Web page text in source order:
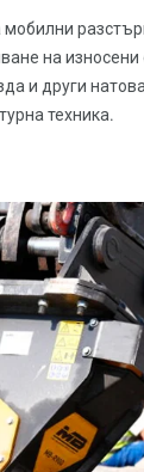
мобилни
на
и други
техника.